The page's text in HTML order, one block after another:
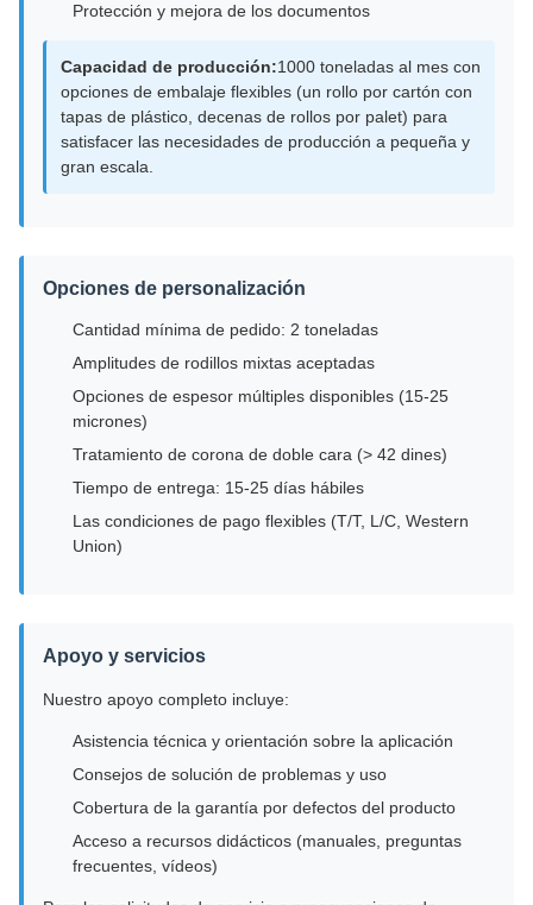
Protección y mejora de los documentos
Capacidad de producción:1000 toneladas al mes con
opciones de embalaje flexibles (un rollo por cartón con
tapas de plástico, decenas de rollos por palet) para
satisfacer las necesidades de producción a pequeña y
gran escala.
Opciones de personalización
Cantidad mínima de pedido: 2 toneladas
Amplitudes de rodillos mixtas aceptadas
Opciones de espesor múltiples disponibles (15-25
micrones)
Tratamiento de corona de doble cara (> 42 dines)
Tiempo de entrega: 15-25 días hábiles
Las condiciones de pago flexibles (T/T, L/C, Western
Union)
Apoyo y servicios
Nuestro apoyo completo incluye:
Asistencia técnica y orientación sobre la aplicación
Consejos de solución de problemas y uso
Cobertura de la garantía por defectos del producto
Acceso a recursos didácticos (manuales, preguntas
frecuentes, vídeos)